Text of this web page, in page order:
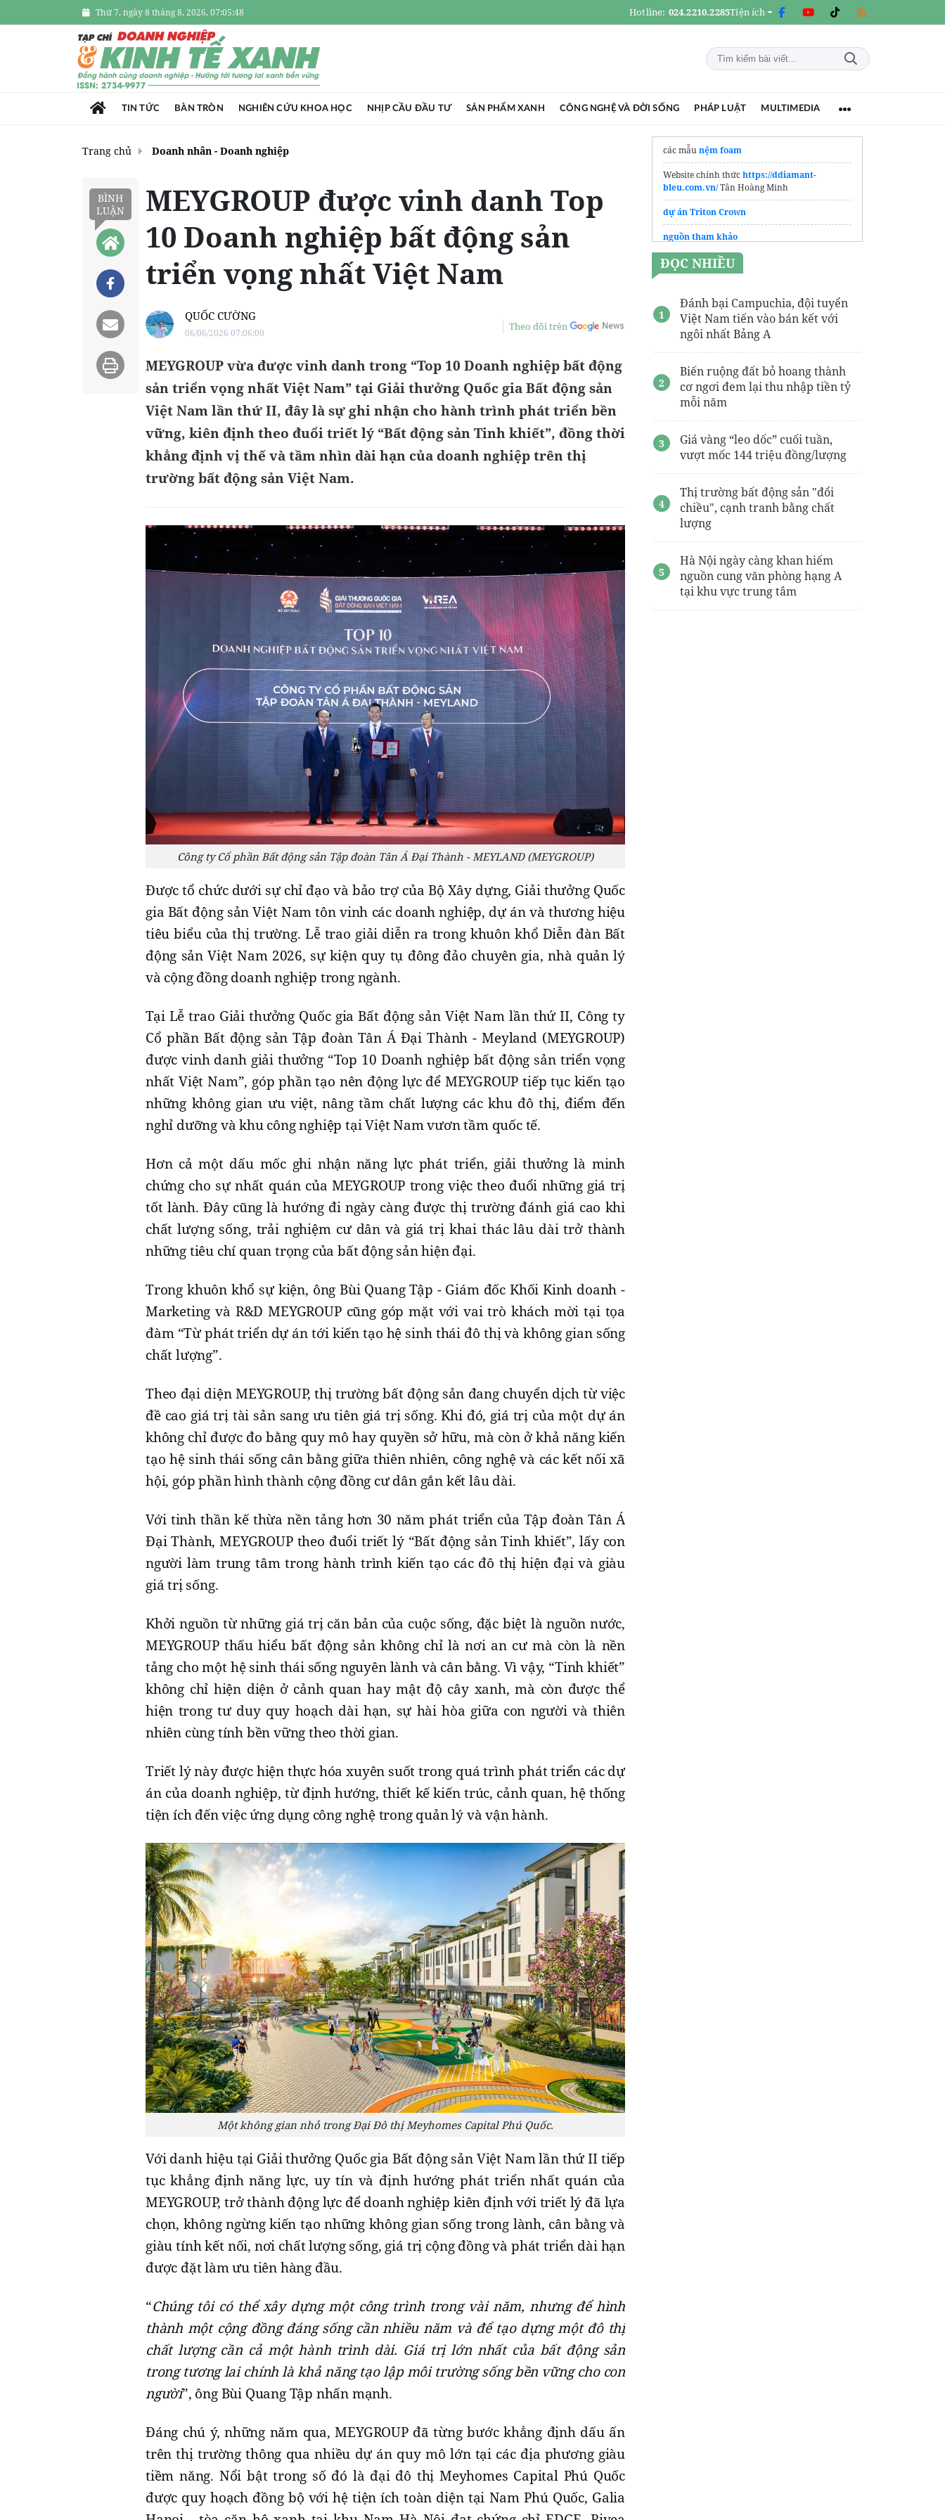
Thứ 7, ngày 8 tháng 8, 2026, 07:05:49 Hotline: 024.2210.2285Tiện ích
TIN TỨC BÀN TRÒN NGHIÊN CỨU KHOA HỌC NHỊP CẦU ĐẦU TƯ SẢN PHẨM XANH CÔNG NGHỆ VÀ ĐỜI SỐNG PHÁP LUẬT MULTIMEDIA
Trang chủ Doanh nhân - Doanh nghiệp
BÌNH
LUẬN
MEYGROUP được vinh danh Top
10 Doanh nghiệp bất động sản
triển vọng nhất Việt Nam
QUỐC CƯỜNG
06/06/2026 07:06:00
Theo dõi trên
MEYGROUP vừa được vinh danh trong “Top 10 Doanh nghiệp bất động
sản triển vọng nhất Việt Nam” tại Giải thưởng Quốc gia Bất động sản
Việt Nam lần thứ II, đây là sự ghi nhận cho hành trình phát triển bền
vững, kiên định theo đuổi triết lý “Bất động sản Tinh khiết”, đồng thời
khẳng định vị thế và tầm nhìn dài hạn của doanh nghiệp trên thị
trường bất động sản Việt Nam.
Công ty Cổ phần Bất động sản Tập đoàn Tân Á Đại Thành - MEYLAND (MEYGROUP)
Được tổ chức dưới sự chỉ đạo và bảo trợ của Bộ Xây dựng, Giải thưởng Quốc
gia Bất động sản Việt Nam tôn vinh các doanh nghiệp, dự án và thương hiệu
tiêu biểu của thị trường. Lễ trao giải diễn ra trong khuôn khổ Diễn đàn Bất
động sản Việt Nam 2026, sự kiện quy tụ đông đảo chuyên gia, nhà quản lý
và cộng đồng doanh nghiệp trong ngành.
Tại Lễ trao Giải thưởng Quốc gia Bất động sản Việt Nam lần thứ II, Công ty
Cổ phần Bất động sản Tập đoàn Tân Á Đại Thành - Meyland (MEYGROUP)
được vinh danh giải thưởng “Top 10 Doanh nghiệp bất động sản triển vọng
nhất Việt Nam”, góp phần tạo nên động lực để MEYGROUP tiếp tục kiến tạo
những không gian ưu việt, nâng tầm chất lượng các khu đô thị, điểm đến
nghỉ dưỡng và khu công nghiệp tại Việt Nam vươn tầm quốc tế.
Hơn cả một dấu mốc ghi nhận năng lực phát triển, giải thưởng là minh
chứng cho sự nhất quán của MEYGROUP trong việc theo đuổi những giá trị
tốt lành. Đây cũng là hướng đi ngày càng được thị trường đánh giá cao khi
chất lượng sống, trải nghiệm cư dân và giá trị khai thác lâu dài trở thành
những tiêu chí quan trọng của bất động sản hiện đại.
Trong khuôn khổ sự kiện, ông Bùi Quang Tập - Giám đốc Khối Kinh doanh -
Marketing và R&D MEYGROUP cũng góp mặt với vai trò khách mời tại tọa
đàm “Từ phát triển dự án tới kiến tạo hệ sinh thái đô thị và không gian sống
chất lượng”.
Theo đại diện MEYGROUP, thị trường bất động sản đang chuyển dịch từ việc
đề cao giá trị tài sản sang ưu tiên giá trị sống. Khi đó, giá trị của một dự án
không chỉ được đo bằng quy mô hay quyền sở hữu, mà còn ở khả năng kiến
tạo hệ sinh thái sống cân bằng giữa thiên nhiên, công nghệ và các kết nối xã
hội, góp phần hình thành cộng đồng cư dân gắn kết lâu dài.
Với tinh thần kế thừa nền tảng hơn 30 năm phát triển của Tập đoàn Tân Á
Đại Thành, MEYGROUP theo đuổi triết lý “Bất động sản Tinh khiết”, lấy con
người làm trung tâm trong hành trình kiến tạo các đô thị hiện đại và giàu
giá trị sống.
Khởi nguồn từ những giá trị căn bản của cuộc sống, đặc biệt là nguồn nước,
MEYGROUP thấu hiểu bất động sản không chỉ là nơi an cư mà còn là nền
tảng cho một hệ sinh thái sống nguyên lành và cân bằng. Vì vậy, “Tinh khiết”
không chỉ hiện diện ở cảnh quan hay mật độ cây xanh, mà còn được thể
hiện trong tư duy quy hoạch dài hạn, sự hài hòa giữa con người và thiên
nhiên cùng tính bền vững theo thời gian.
Triết lý này được hiện thực hóa xuyên suốt trong quá trình phát triển các dự
án của doanh nghiệp, từ định hướng, thiết kế kiến trúc, cảnh quan, hệ thống
tiện ích đến việc ứng dụng công nghệ trong quản lý và vận hành.
Một không gian nhỏ trong Đại Đô thị Meyhomes Capital Phú Quốc.
Với danh hiệu tại Giải thưởng Quốc gia Bất động sản Việt Nam lần thứ II tiếp
tục khẳng định năng lực, uy tín và định hướng phát triển nhất quán của
MEYGROUP, trở thành động lực để doanh nghiệp kiên định với triết lý đã lựa
chọn, không ngừng kiến tạo những không gian sống trong lành, cân bằng và
giàu tính kết nối, nơi chất lượng sống, giá trị cộng đồng và phát triển dài hạn
được đặt làm ưu tiên hàng đầu.
“Chúng tôi có thể xây dựng một công trình trong vài năm, nhưng để hình
thành một cộng đồng đáng sống cần nhiều năm và để tạo dựng một đô thị
chất lượng cần cả một hành trình dài. Giá trị lớn nhất của bất động sản
trong tương lai chính là khả năng tạo lập môi trường sống bền vững cho con
người”, ông Bùi Quang Tập nhấn mạnh.
Đáng chú ý, những năm qua, MEYGROUP đã từng bước khẳng định dấu ấn
trên thị trường thông qua nhiều dự án quy mô lớn tại các địa phương giàu
tiềm năng. Nổi bật trong số đó là đại đô thị Meyhomes Capital Phú Quốc
được quy hoạch đồng bộ với hệ tiện ích toàn diện tại Nam Phú Quốc, Galia
các mẫunệm foam
Website chính thứchttps://ddiamant-
bleu.com.vn/Tân Hoàng Minh
dự án Triton Crown
nguồn tham khảo
Thông tin từSàn bất động sản Thăng Long
Landvề dự án mới
đặt mayđồng phục công ty
cho thue can ho celadon city
Thông tin mua bán căn hộlotte eco smart
city thủ thiêm
Căn hộBcons Central Park
Central Lakeside Trung Văn
dự ánprima bay bãi cháyhạ long
ĐỌC NHIỀU
Đánh bại Campuchia, đội tuyển
Việt Nam tiến vào bán kết với
ngôi nhất Bảng A
Biến ruộng đất bỏ hoang thành
cơ ngơi đem lại thu nhập tiền tỷ
mỗi năm
Giá vàng “leo dốc” cuối tuần,
vượt mốc 144 triệu đồng/lượng
Thị trường bất động sản "đổi
chiều", cạnh tranh bằng chất
lượng
Hà Nội ngày càng khan hiếm
nguồn cung văn phòng hạng A
tại khu vực trung tâm